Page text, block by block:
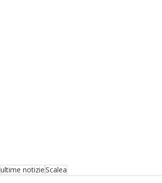
ultime notizieScalea